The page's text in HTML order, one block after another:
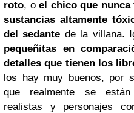
roto, oel chico que
sustancias altamente
del sedante de la villana.
pequeñitas en
detalles que tienen los
los hay muy buenos, por
que realmente se
realistas y personajes